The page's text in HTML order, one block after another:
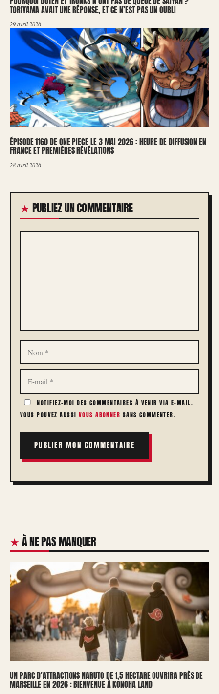
TORIYAMA AVAIT UNE RÉPONSE, ET CE N’EST PAS UN OUBLI
29 avril 2026
ÉPISODE 1160 DE ONE PIECE LE 3 MAI 2026 : HEURE DE DIFFUSION EN
FRANCE ET PREMIÈRES RÉVÉLATIONS
28 avril 2026
PUBLIEZ UN COMMENTAIRE
COMMENTAIRE
NOM
E-
MAIL
NOTIFIEZ-MOI DES COMMENTAIRES À VENIR VIA E-MAIL.
VOUS POUVEZ AUSSI VOUS ABONNER SANS COMMENTER.
À NE PAS MANQUER
UN PARC D’ATTRACTIONS NARUTO DE 1,5 HECTARE OUVRIRA PRÈS DE
MARSEILLE EN 2026 : BIENVENUE À KONOHA LAND